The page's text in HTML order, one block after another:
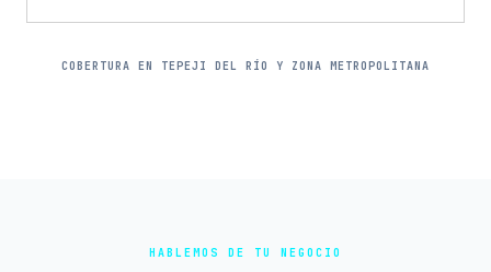
COBERTURA EN TEPEJI DEL RÍO Y ZONA METROPOLITANA
HABLEMOS DE TU NEGOCIO